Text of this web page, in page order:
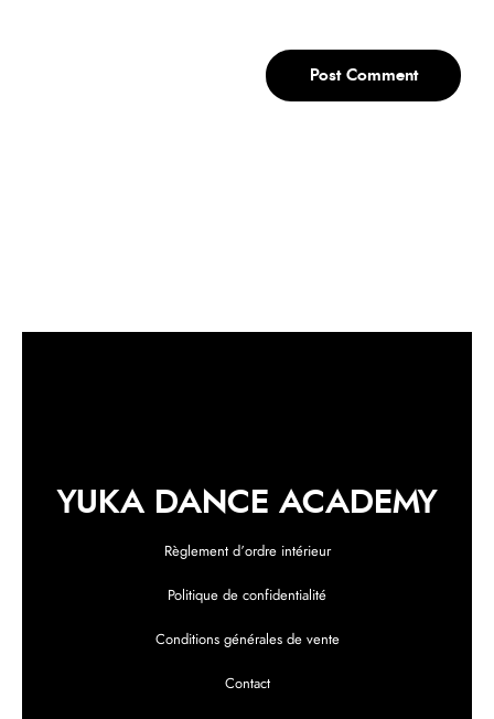
YUKA DANCE ACADEMY
Règlement d’ordre intérieur
Politique de confidentialité
Conditions générales de vente
Contact